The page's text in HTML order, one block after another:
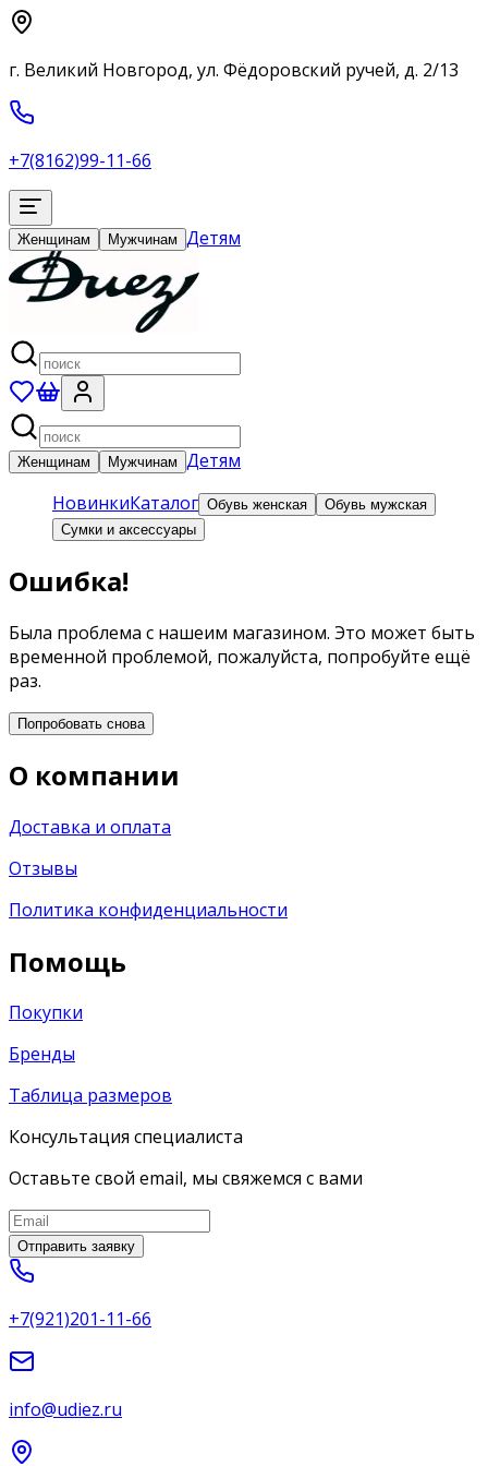
г. Великий Новгород, ул. Фёдоровский ручей, д. 2/13
+7(8162)99-11-66
Женщинам Мужчинам Детям
Женщинам Мужчинам Детям
НовинкиКаталог Обувь женская
Обувь мужская
Сумки и аксессуары
Ошибка!
Была проблема с нашеим магазином. Это может быть
временной проблемой, пожалуйста, попробуйте ещё
раз.
Попробовать снова
О компании
Доставка и оплата
Отзывы
Политика конфиденциальности
Помощь
Покупки
Бренды
Таблица размеров
Консультация специалиста
Оставьте свой email, мы свяжемся с вами
Отправить заявку
+7(921)201-11-66
info@udiez.ru